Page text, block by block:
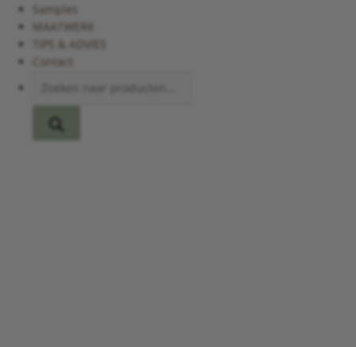
Samples
MAATWERK
TIPS & ADVIES
Contact